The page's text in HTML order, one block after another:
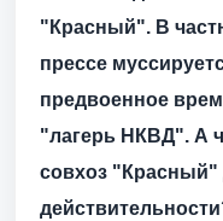
"Красный". В
прессе
предвоенное
"лагерь НКВД". А
совхоз "Красный"